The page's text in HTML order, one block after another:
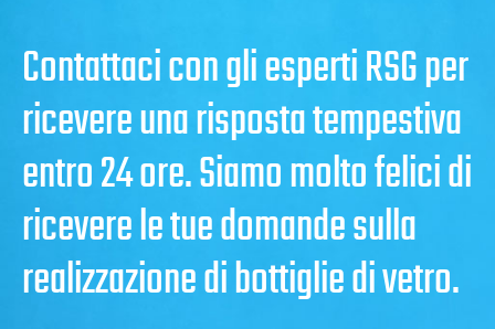
Contattaci con gli esperti RSG per
ricevere una risposta tempestiva
entro 24 ore. Siamo molto felici di
ricevere le tue domande sulla
realizzazione di bottiglie di vetro.